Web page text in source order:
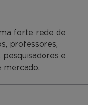
forte rede de
professores,
pesquisadores e
mercado.